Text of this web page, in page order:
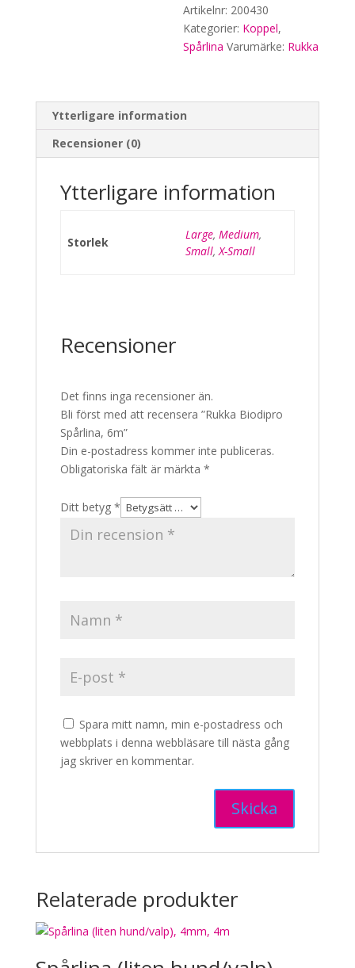
Artikelnr: 200430
Kategorier: Koppel,
Spårlina Varumärke: Rukka
Ytterligare information
Recensioner (0)
Ytterligare information
Storlek
Large, Medium,
Small,X-Small
Recensioner
Det finns inga recensioner än.
Bli först med att recensera ”Rukka Biodipro
Spårlina, 6m”
Din e-postadress kommer inte publiceras.
Obligatoriska fält är märkta *
Ditt betyg *
Spara mitt namn, min e-postadress och
webbplats i denna webbläsare till nästa gång
jag skriver en kommentar.
Relaterade produkter